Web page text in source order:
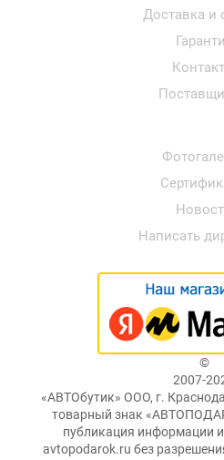
Доставка и
Написать
©
2007-
«АВТОбутик» ООО, г.
товарный знак
публикация информации
avtopodarok.ru без